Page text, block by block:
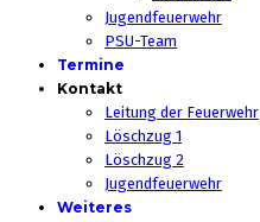
Jugendfeuerwehr
PSU-Team
Termine
Kontakt
Leitung der Feuerwehr
Löschzug 1
Löschzug 2
Jugendfeuerwehr
Weiteres